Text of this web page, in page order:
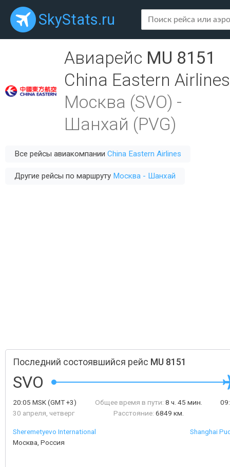
SkyStats.ru
Авиарейс MU 8151
China Eastern Airlines
Москва (SVO) -
Шанхай (PVG)
Все рейсы авиакомпании China Eastern Airlines
Другие рейсы по маршруту Москва - Шанхай
Последний состоявшийся рейс MU 8151
SVO
20:05 MSK(GMT +3)
30 апреля, четверг
Общее время в пути: 8 ч. 45 мин.
Расстояние: 6849 км.
Sheremetyevo International
Москва, Россия
Shanghai